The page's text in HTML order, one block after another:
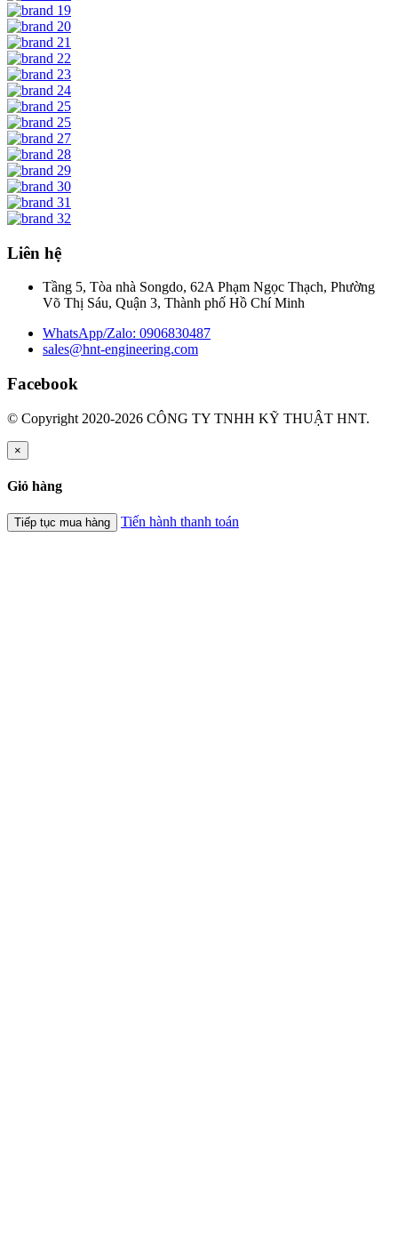
Liên hệ
Tầng 5, Tòa nhà Songdo, 62A Phạm Ngọc Thạch, Phường
Võ Thị Sáu, Quận 3, Thành phố Hồ Chí Minh
WhatsApp/Zalo: 0906830487
sales@hnt-engineering.com
Facebook
© Copyright 2020-2026 CÔNG TY TNHH KỸ THUẬT HNT.
×
Giỏ hàng
Tiếp tục mua hàng Tiến hành thanh toán